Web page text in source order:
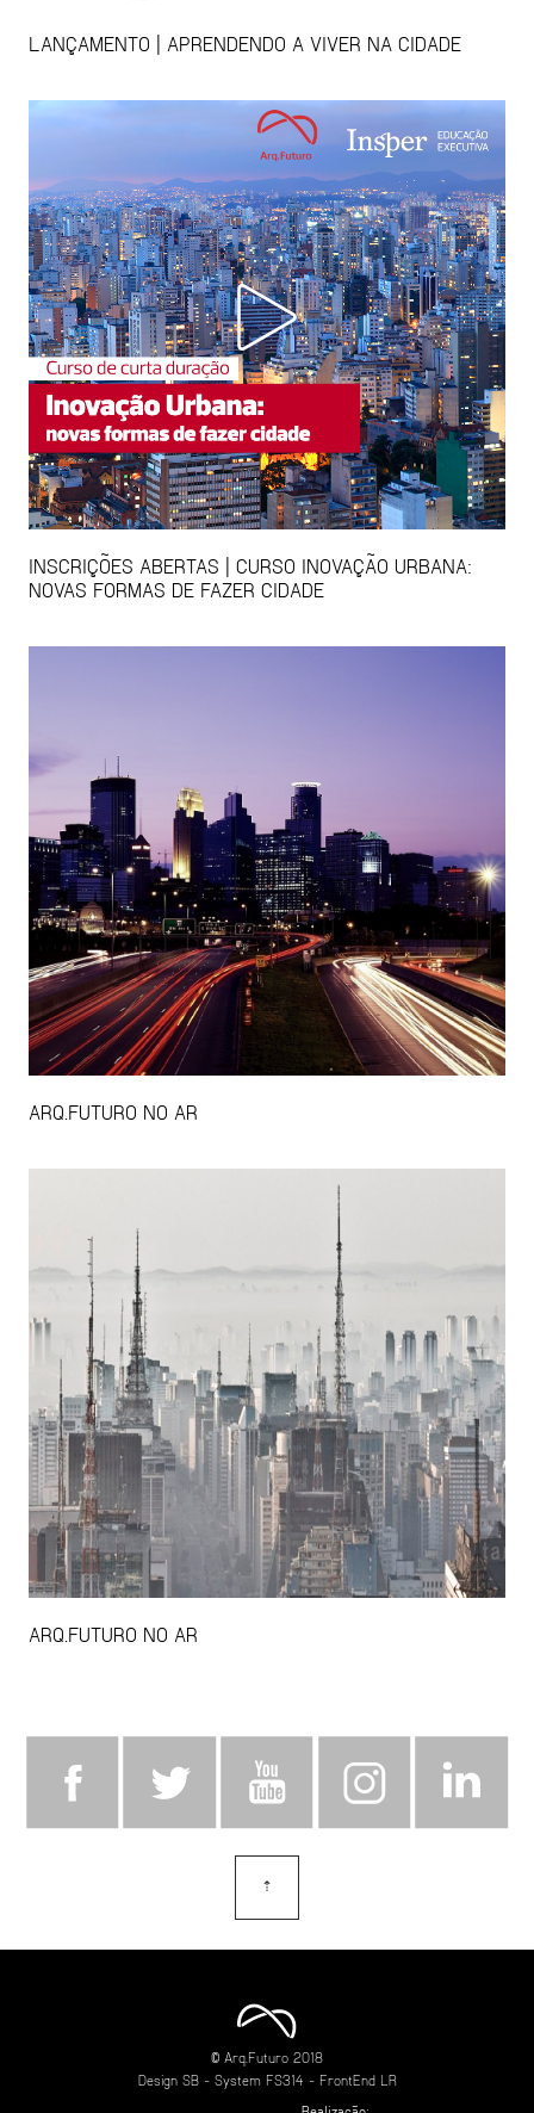
LANÇAMENTO | APRENDENDO A VIVER NA CIDADE
INSCRIÇÕES ABERTAS | CURSO INOVAÇÃO URBANA:
NOVAS FORMAS DE FAZER CIDADE
ARQ.FUTURO NO AR
ARQ.FUTURO NO AR
⇡
© Arq.Futuro 2018
Design SB- System FS314 - FrontEnd LR